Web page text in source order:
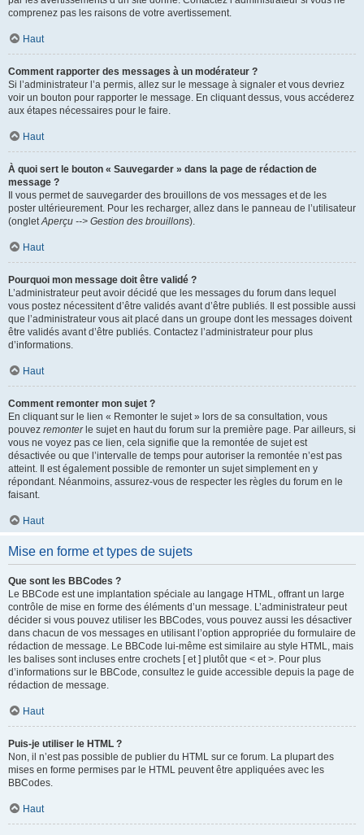
comprenez pas les raisons de votre avertissement.
Haut
Comment rapporter des messages à un modérateur ?
Si l’administrateur l’a permis, allez sur le message à signaler et vous devriez
voir un bouton pour rapporter le message. En cliquant dessus, vous accéderez
aux étapes nécessaires pour le faire.
Haut
À quoi sert le bouton « Sauvegarder » dans la page de rédaction de
message ?
Il vous permet de sauvegarder des brouillons de vos messages et de les
poster ultérieurement. Pour les recharger, allez dans le panneau de l’utilisateur
(ongletAperçu --> Gestion des brouillons).
Haut
Pourquoi mon message doit être validé ?
L’administrateur peut avoir décidé que les messages du forum dans lequel
vous postez nécessitent d’être validés avant d’être publiés. Il est possible aussi
que l’administrateur vous ait placé dans un groupe dont les messages doivent
être validés avant d’être publiés. Contactez l’administrateur pour plus
d’informations.
Haut
Comment remonter mon sujet ?
En cliquant sur le lien « Remonter le sujet » lors de sa consultation, vous
pouvez remonterle sujet en haut du forum sur la première page. Par ailleurs, si
vous ne voyez pas ce lien, cela signifie que la remontée de sujet est
désactivée ou que l’intervalle de temps pour autoriser la remontée n’est pas
atteint. Il est également possible de remonter un sujet simplement en y
répondant. Néanmoins, assurez-vous de respecter les règles du forum en le
faisant.
Haut
Mise en forme et types de sujets
Que sont les BBCodes ?
Le BBCode est une implantation spéciale au langage HTML, offrant un large
contrôle de mise en forme des éléments d’un message. L’administrateur peut
décider si vous pouvez utiliser les BBCodes, vous pouvez aussi les désactiver
dans chacun de vos messages en utilisant l’option appropriée du formulaire de
rédaction de message. Le BBCode lui-même est similaire au style HTML, mais
les balises sont incluses entre crochets [ et ] plutôt que < et >. Pour plus
d’informations sur le BBCode, consultez le guide accessible depuis la page de
rédaction de message.
Haut
Puis-je utiliser le HTML ?
Non, il n’est pas possible de publier du HTML sur ce forum. La plupart des
mises en forme permises par le HTML peuvent être appliquées avec les
BBCodes.
Haut